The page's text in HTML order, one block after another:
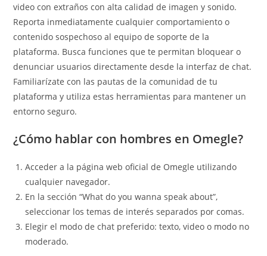
video con extraños con alta calidad de imagen y sonido.
Reporta inmediatamente cualquier comportamiento o
contenido sospechoso al equipo de soporte de la
plataforma. Busca funciones que te permitan bloquear o
denunciar usuarios directamente desde la interfaz de chat.
Familiarízate con las pautas de la comunidad de tu
plataforma y utiliza estas herramientas para mantener un
entorno seguro.
¿Cómo hablar con hombres en Omegle?
Acceder a la página web oficial de Omegle utilizando
cualquier navegador.
En la sección “What do you wanna speak about”,
seleccionar los temas de interés separados por comas.
Elegir el modo de chat preferido: texto, video o modo no
moderado.